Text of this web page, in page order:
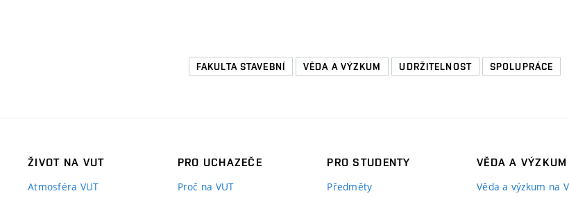
FAKULTA STAVEBNÍ VĚDA A VÝZKUM UDRŽITELNOST SPOLUPRÁCE
ŽIVOT NA VUT
Atmosféra VUT
PRO UCHAZEČE
Proč na VUT
PRO STUDENTY
Předměty
VĚDA A VÝZKUM
Věda a výzkum na